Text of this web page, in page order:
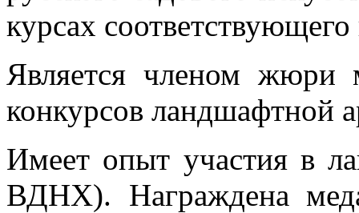
курсах
Является членом жюри
конкурсов ландшафтной
Имеет опыт участия в
ВДНХ). Награждена